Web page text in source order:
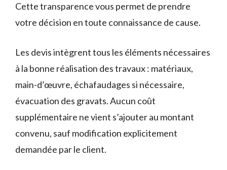
Cette transparence vous permet de prendre
votre décision en toute connaissance de cause.
Les devis intègrent tous les éléments nécessaires
à la bonne réalisation des travaux : matériaux,
main-d’œuvre, échafaudages si nécessaire,
évacuation des gravats. Aucun coût
supplémentaire ne vient s’ajouter au montant
convenu, sauf modification explicitement
demandée par le client.